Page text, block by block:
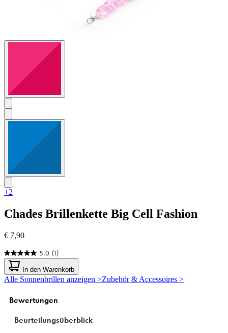
+2
Chades Brillenkette Big Cell Fashion
€ 7,90
5.0 (1)
5.0
von
5
Sternen.
Bewertung
In den Warenkorb
Alle Sonnenbrillen anzeigen >Zubehör & Accessoires >